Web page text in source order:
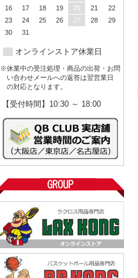
16
17 18 19 20 21
22
23
24 25 26 27 28
29
30
31
オンラインストア休業日
※休業中の受注処理・商品の出荷・お問
い合わせメールへの返答は翌営業日
の対応となります。
【受付時間】10:30 ～ 18:00